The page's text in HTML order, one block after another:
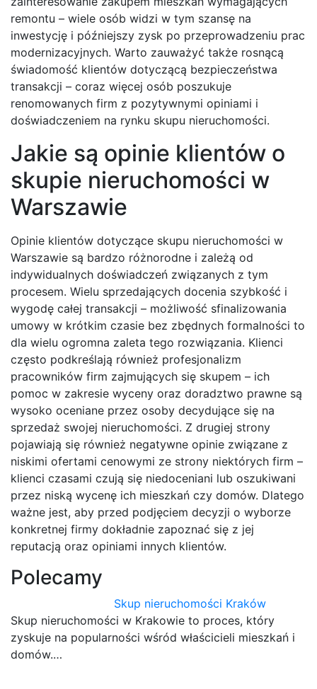
remontu – wiele osób widzi w tym szansę na
inwestycję i późniejszy zysk po przeprowadzeniu prac
modernizacyjnych. Warto zauważyć także rosnącą
świadomość klientów dotyczącą bezpieczeństwa
transakcji – coraz więcej osób poszukuje
renomowanych firm z pozytywnymi opiniami i
doświadczeniem na rynku skupu nieruchomości.
Jakie są opinie klientów o
skupie nieruchomości w
Warszawie
Opinie klientów dotyczące skupu nieruchomości w
Warszawie są bardzo różnorodne i zależą od
indywidualnych doświadczeń związanych z tym
procesem. Wielu sprzedających docenia szybkość i
wygodę całej transakcji – możliwość sfinalizowania
umowy w krótkim czasie bez zbędnych formalności to
dla wielu ogromna zaleta tego rozwiązania. Klienci
często podkreślają również profesjonalizm
pracowników firm zajmujących się skupem – ich
pomoc w zakresie wyceny oraz doradztwo prawne są
wysoko oceniane przez osoby decydujące się na
sprzedaż swojej nieruchomości. Z drugiej strony
pojawiają się również negatywne opinie związane z
niskimi ofertami cenowymi ze strony niektórych firm –
klienci czasami czują się niedoceniani lub oszukiwani
przez niską wycenę ich mieszkań czy domów. Dlatego
ważne jest, aby przed podjęciem decyzji o wyborze
konkretnej firmy dokładnie zapoznać się z jej
reputacją oraz opiniami innych klientów.
Polecamy
Skup nieruchomości Kraków
Skup nieruchomości w Krakowie to proces, który
zyskuje na popularności wśród właścicieli mieszkań i
domów.…